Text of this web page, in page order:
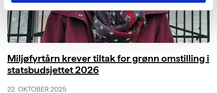
Miljøfyrtårn krever tiltak for grønn omstilling i
statsbudsjettet 2026
22. OKTOBER 2025